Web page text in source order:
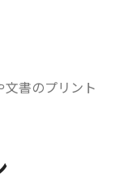
書のプリント